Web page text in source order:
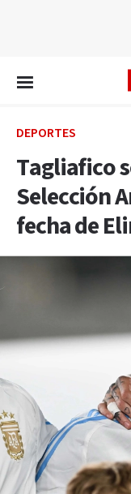
DEPORTES
Tagliafico
Selección
fecha de